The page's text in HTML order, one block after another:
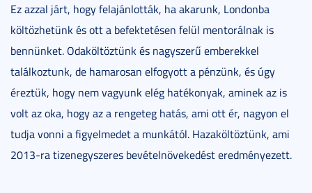
Ez azzal járt, hogy felajánlották, ha akarunk, Londonba
költözhetünk és ott a befektetésen felül mentorálnak is
bennünket. Odaköltöztünk és nagyszerű emberekkel
találkoztunk, de hamarosan elfogyott a pénzünk, és úgy
éreztük, hogy nem vagyunk elég hatékonyak, aminek az is
volt az oka, hogy az a rengeteg hatás, ami ott ér, nagyon el
tudja vonni a figyelmedet a munkától. Hazaköltöztünk, ami
2013-ra tizenegyszeres bevételnövekedést eredményezett.